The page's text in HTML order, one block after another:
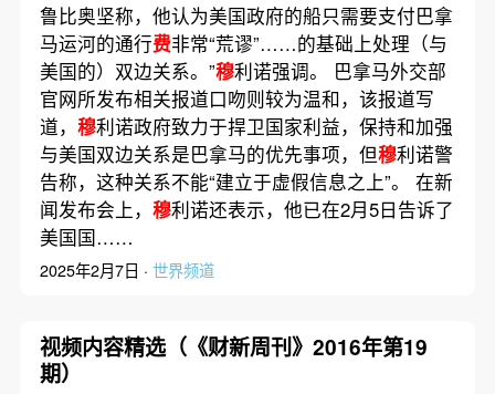
鲁比奥坚称，他认为美国政府的船只需要支付巴拿
马运河的通行费非常“荒谬”……的基础上处理（与
美国的）双边关系。”穆利诺强调。 巴拿马外交部
官网所发布相关报道口吻则较为温和，该报道写
道， 穆利诺政府致力于捍卫国家利益，保持和加强
与美国双边关系是巴拿马的优先事项，但穆利诺警
告称，这种关系不能“建立于虚假信息之上”。 在新
闻发布会上， 穆利诺还表示，他已在2月5日告诉了
美国国……
2025年2月7日 · 世界频道
视频内容精选（《财新周刊》2016年第19
期）